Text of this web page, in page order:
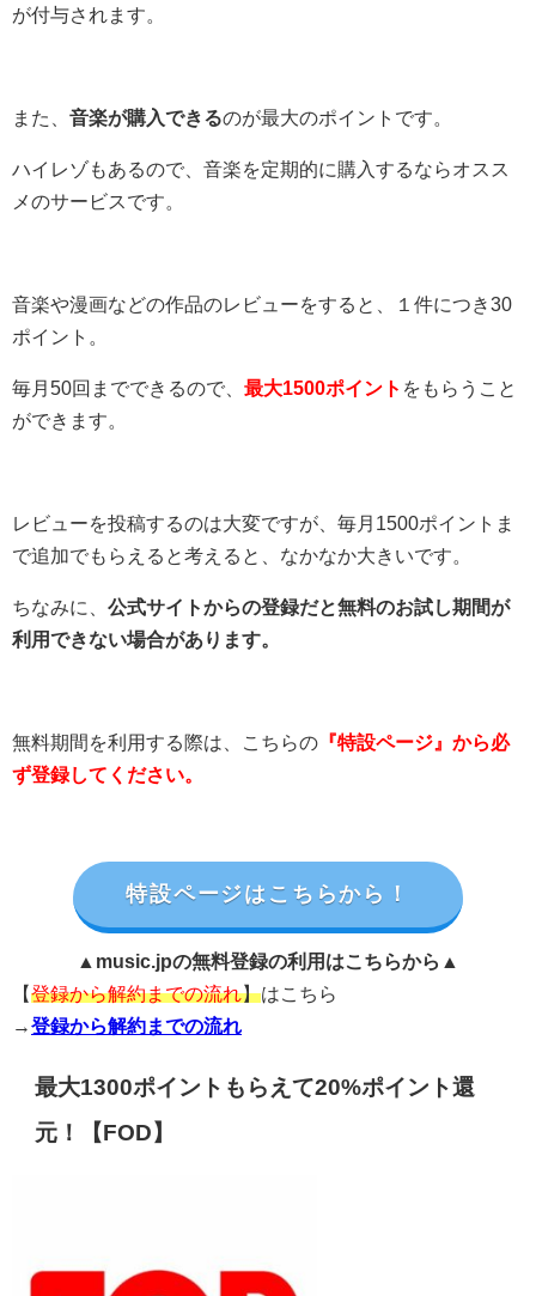
が付与されます。
また、 音楽が購入できるのが最大のポイントです。
ハイレゾもあるので、音楽を定期的に購入するならオスス
メのサービスです。
音楽や漫画などの作品のレビューをすると、１件につき30
ポイント。
毎月50回までできるので、 最大1500ポイント をもらうこと
ができます。
レビューを投稿するのは大変ですが、毎月1500ポイントま
で追加でもらえると考えると、なかなか大きいです。
ちなみに、 公式サイトからの登録だと無料のお試し期間が
利用できない場合があります。
無料期間を利用する際は、こちらの 『特設ページ』から必
ず登録してください。
特設ページはこちらから！
▲music.jpの無料登録の利用はこちらから▲
【登録から解約までの流れ】はこちら
→登録から解約までの流れ
最大1300ポイントもらえて20%ポイント還
元！【FOD】